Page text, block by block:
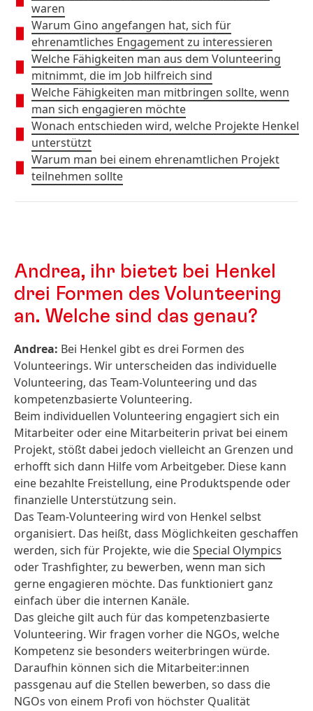
waren
Warum Gino angefangen hat, sich für
ehrenamtliches Engagement zu interessieren
Welche Fähigkeiten man aus dem Volunteering
mitnimmt, die im Job hilfreich sind
Welche Fähigkeiten man mitbringen sollte, wenn
man sich engagieren möchte
Wonach entschieden wird, welche Projekte Henkel
unterstützt
Warum man bei einem ehrenamtlichen Projekt
teilnehmen sollte
Andrea, ihr bietet bei Henkel
drei Formen des Volunteering
an. Welche sind das genau?
Andrea: Bei Henkel gibt es drei Formen des
Volunteerings. Wir unterscheiden das individuelle
Volunteering, das Team-Volunteering und das
kompetenzbasierte Volunteering.
Beim individuellen Volunteering engagiert sich ein
Mitarbeiter oder eine Mitarbeiterin privat bei einem
Projekt, stößt dabei jedoch vielleicht an Grenzen und
erhofft sich dann Hilfe vom Arbeitgeber. Diese kann
eine bezahlte Freistellung, eine Produktspende oder
finanzielle Unterstützung sein.
Das Team-Volunteering wird von Henkel selbst
organisiert. Das heißt, dass Möglichkeiten geschaffen
werden, sich für Projekte, wie dieSpecial Olympics
oder Trashfighter, zu bewerben, wenn man sich
gerne engagieren möchte. Das funktioniert ganz
einfach über die internen Kanäle.
Das gleiche gilt auch für das kompetenzbasierte
Volunteering. Wir fragen vorher die NGOs, welche
Kompetenz sie besonders weiterbringen würde.
Daraufhin können sich die Mitarbeiter:innen
passgenau auf die Stellen bewerben, so dass die
NGOs von einem Profi von höchster Qualität